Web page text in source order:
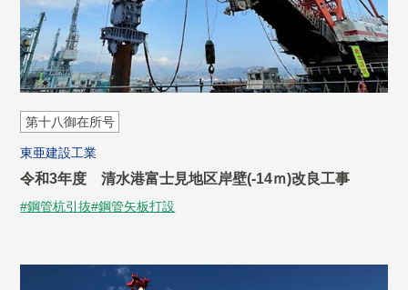
第十八御在所号
東亜建設工業
令和3年度 清水港富士見地区岸壁(-14ｍ)改良工事
#鋼管杭引抜#鋼管矢板打設